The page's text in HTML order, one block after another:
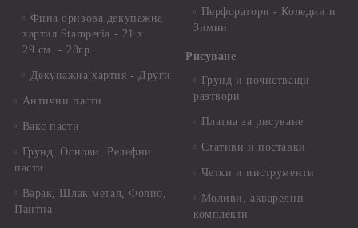
Фина оризова декупажна
хартия Stamperia - 21 х
29.см. - 28гр.
Декупажна хартия - Други
Антични пасти
Вакс пасти
Грунд, Основи, Релефни
пасти
Варак, Шлак метал, Фолио,
Пантна
Перфоратори - Коледни и
Зимни
Рисуване
Грунд и почистващи
разтвори
Платна за рисуване
Стативи и поставки
Четки и инструменти
Моливи, акварелни
комплекти